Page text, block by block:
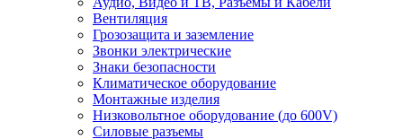
Вентиляция
Грозозащита и заземление
Звонки электрические
Знаки безопасности
Климатическое оборудование
Монтажные изделия
Низковольтное оборудование (до 600V)
Силовые разъемы